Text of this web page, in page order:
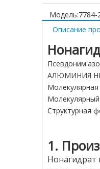
Модель:7784-
Описание
АЛЮМИНИЯ
Молекулярный
Структурная
1.
Нонагидрат